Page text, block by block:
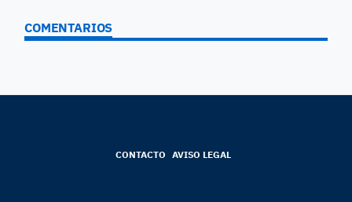
COMENTARIOS
CONTACTO AVISO LEGAL